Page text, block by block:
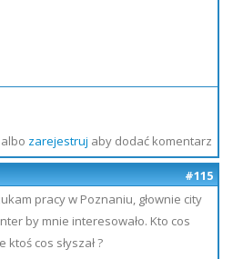
zarejestruj aby dodać komentarz
#115
pracy w Poznaniu, głownie city
by mnie interesowało. Kto cos
ktoś cos słyszał ?